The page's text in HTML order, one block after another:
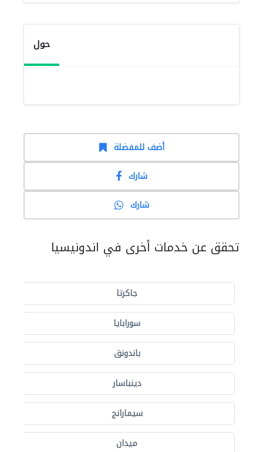
حول
أضف للمفضلة
شارك
شارك
تحقق عن خدمات أخرى في اندونيسيا
جاكرتا
سورابايا
باندونق
دينباسار
سيمارانج
ميدان